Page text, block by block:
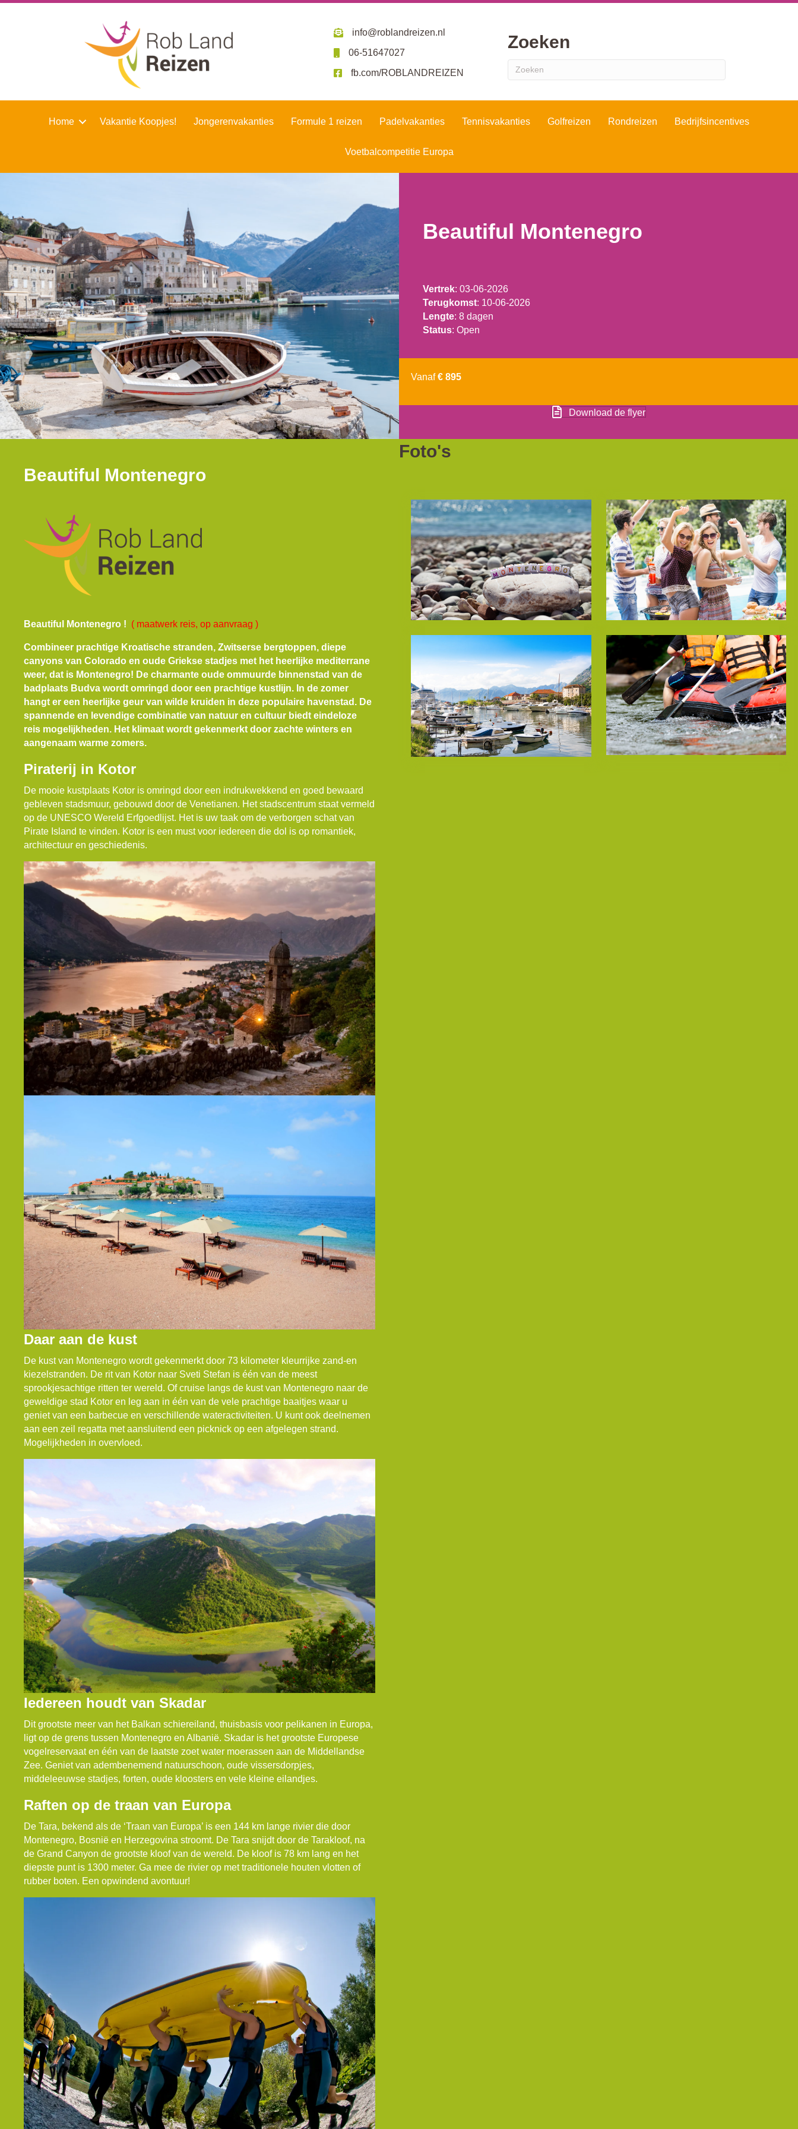
info@roblandreizen.nl
06-51647027
fb.com/ROBLANDREIZEN
Zoeken
Home Vakantie Koopjes! Jongerenvakanties Formule 1 reizen Padelvakanties Tennisvakanties Golfreizen Rondreizen Bedrijfsincentives
Voetbalcompetitie Europa
Beautiful Montenegro
Vertrek: 03-06-2026
Terugkomst: 10-06-2026
Lengte: 8 dagen
Status: Open
Vanaf€ 895
Download de flyer
Beautiful Montenegro
Foto's
Beautiful Montenegro ! ( maatwerk reis, op aanvraag )
Combineer prachtige Kroatische stranden, Zwitserse bergtoppen, diepe
canyons van Colorado en oude Griekse stadjes met het heerlijke mediterrane
weer, dat is Montenegro! De charmante oude ommuurde binnenstad van de
badplaats Budva wordt omringd door een prachtige kustlijn. In de zomer
hangt er een heerlijke geur van wilde kruiden in deze populaire havenstad. De
spannende en levendige combinatie van natuur en cultuur biedt eindeloze
reis mogelijkheden. Het klimaat wordt gekenmerkt door zachte winters en
aangenaam warme zomers.
Piraterij in Kotor
De mooie kustplaats Kotor is omringd door een indrukwekkend en goed bewaard
gebleven stadsmuur, gebouwd door de Venetianen. Het stadscentrum staat vermeld
op de UNESCO Wereld Erfgoedlijst. Het is uw taak om de verborgen schat van
Pirate Island te vinden. Kotor is een must voor iedereen die dol is op romantiek,
architectuur en geschiedenis.
Daar aan de kust
De kust van Montenegro wordt gekenmerkt door 73 kilometer kleurrijke zand-en
kiezelstranden. De rit van Kotor naar Sveti Stefan is één van de meest
sprookjesachtige ritten ter wereld. Of cruise langs de kust van Montenegro naar de
geweldige stad Kotor en leg aan in één van de vele prachtige baaitjes waar u
geniet van een barbecue en verschillende wateractiviteiten. U kunt ook deelnemen
aan een zeil regatta met aansluitend een picknick op een afgelegen strand.
Mogelijkheden in overvloed.
Iedereen houdt van Skadar
Dit grootste meer van het Balkan schiereiland, thuisbasis voor pelikanen in Europa,
ligt op de grens tussen Montenegro en Albanië. Skadar is het grootste Europese
vogelreservaat en één van de laatste zoet water moerassen aan de Middellandse
Zee. Geniet van adembenemend natuurschoon, oude vissersdorpjes,
middeleeuwse stadjes, forten, oude kloosters en vele kleine eilandjes.
Raften op de traan van Europa
De Tara, bekend als de ‘Traan van Europa’ is een 144 km lange rivier die door
Montenegro, Bosnië en Herzegovina stroomt. De Tara snijdt door de Tarakloof, na
de Grand Canyon de grootste kloof van de wereld. De kloof is 78 km lang en het
diepste punt is 1300 meter. Ga mee de rivier op met traditionele houten vlotten of
rubber boten. Een opwindend avontuur!